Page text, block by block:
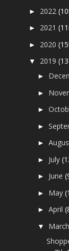
► 2022
► 2021
► 2020
▼ 2019
►
►
►
►
►
► July
► June
► May
►April
▼